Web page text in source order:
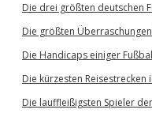
Die drei größten deutschen
Die größten
Die Handicaps einiger
Die kürzesten
Die lauffleißigsten Spieler